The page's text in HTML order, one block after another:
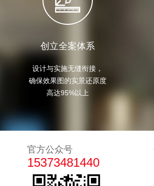
创立全案体系
设计与实施无缝衔接，
确保效果图的实景还原度
高达95%以上
官方公众号
15373481440